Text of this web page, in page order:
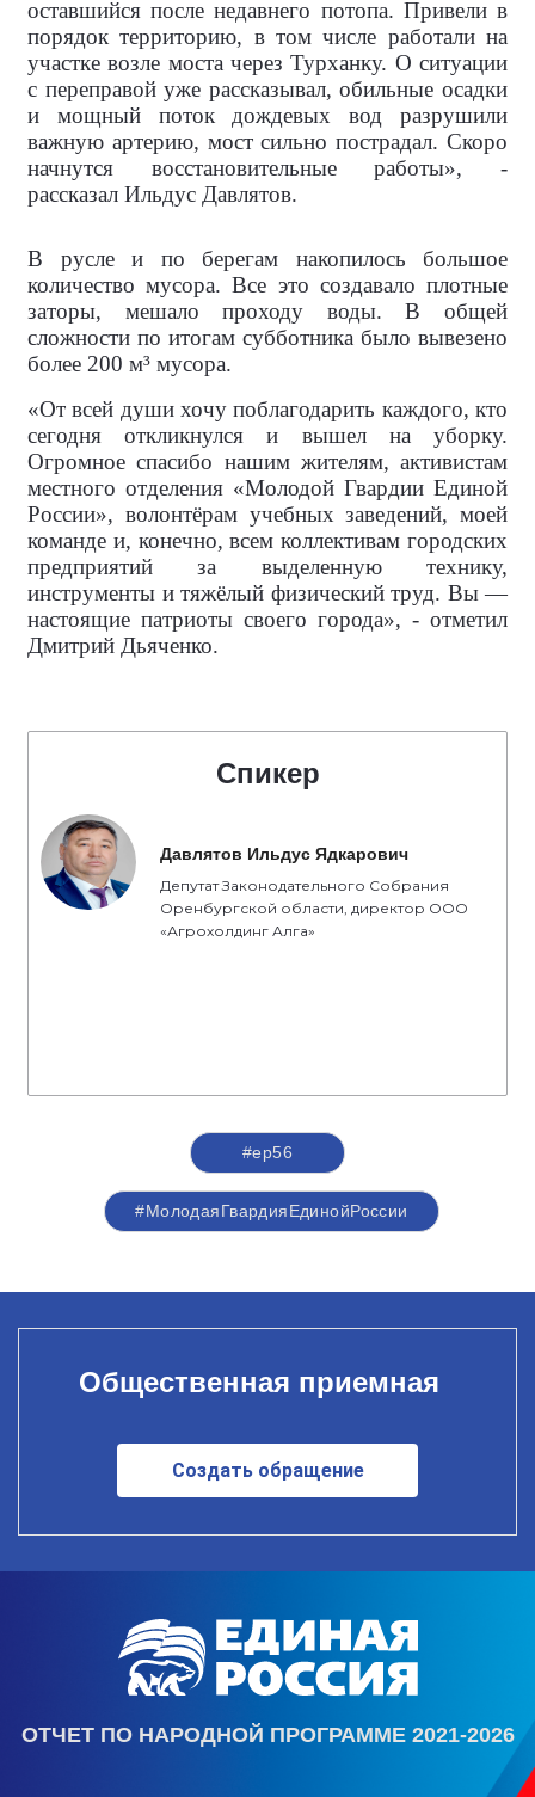
оставшийся после недавнего потопа. Привели в
порядок территорию, в том числе работали на
участке возле моста через Турханку. О ситуации
с переправой уже рассказывал, обильные осадки
и мощный поток дождевых вод разрушили
важную артерию, мост сильно пострадал. Скоро
начнутся восстановительные работы», -
рассказал Ильдус Давлятов.
В русле и по берегам накопилось большое
количество мусора. Все это создавало плотные
заторы, мешало проходу воды. В общей
сложности по итогам субботника было вывезено
более 200 м³ мусора.
«От всей души хочу поблагодарить каждого, кто
сегодня откликнулся и вышел на уборку.
Огромное спасибо нашим жителям, активистам
местного отделения «Молодой Гвардии Единой
России», волонтёрам учебных заведений, моей
команде и, конечно, всем коллективам городских
предприятий за выделенную технику,
инструменты и тяжёлый физический труд. Вы —
настоящие патриоты своего города», - отметил
Дмитрий Дьяченко.
Спикер
Давлятов Ильдус Ядкарович
Депутат Законодательного Собрания
Оренбургской области, директор ООО
«Агрохолдинг Алга»
#ер56
#МолодаяГвардияЕдинойРоссии
Общественная приемная
Создать обращение
ОТЧЕТ ПО НАРОДНОЙ ПРОГРАММЕ 2021-2026